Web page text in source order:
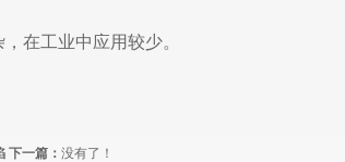
在工业中应用较少。
下一篇： 没有了！